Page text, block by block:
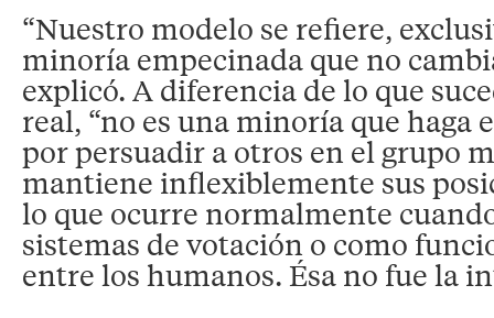
“Nuestro modelo se refiere,
minoría empecinada que no
explicó. A diferencia de lo que
real, “no es una minoría que haga
por persuadir a otros en el grupo
mantiene inflexiblemente sus
lo que ocurre normalmente
sistemas de votación o como
entre los humanos. Ésa no fue la